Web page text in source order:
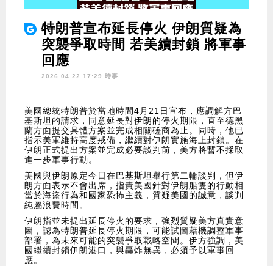
特朗普宣布延長停火 伊朗質疑為
突襲爭取時間 若美續封鎖 將軍事
回應
2026.04.22 17:29 時事
美國總統特朗普於當地時間4月21日宣布，應調解方巴
基斯坦的請求，同意延長對伊朗的停火期限，直至德黑
蘭方面提交具體方案並完成相關磋商為止。同時，他已
指示美軍維持高度戒備，繼續對伊朗實施海上封鎖。在
伊朗正式提出方案並完成必要談判前，美方將暫不採取
進一步軍事行動。
美國與伊朗原定今日在巴基斯坦舉行第二輪談判，但伊
朗方面表示不會出席，指責美國針對伊朗船隻的行動相
當於海盜行為和國家恐怖主義，質疑美國的誠意，談判
純屬浪費時間。
伊朗指並未提出延長停火的要求，強烈質疑美方真實意
圖，認為特朗普延長停火期限，可能試圖藉機調整軍事
部署，為未來可能的突襲爭取戰略空間。伊方強調，美
國繼續封鎖伊朗港口，與轟炸無異，必須予以軍事回
應。